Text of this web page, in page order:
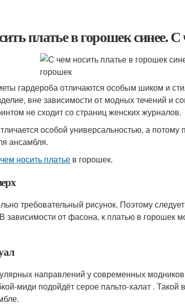
платье в горошек синее.
гардероба отличаются особым шиком и
вне зависимости от модных течений и
не сходит со страниц женских журналов.
особой универсальностью, а
ансамбля.
носить платье в горошек.
требовательный рисунок. Поэтому
зависимости от фасона, к платью в горошек
направлений у современных
миди подойдёт серое пальто-халат . Такой